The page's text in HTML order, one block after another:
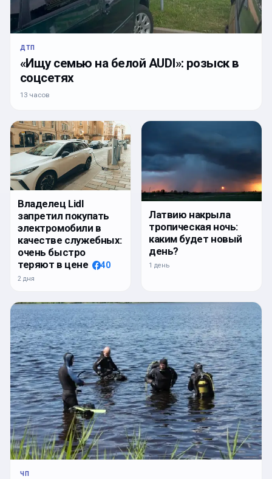
ДТП
«Ищу семью на белой AUDI»: розыск в
соцсетях
13 часов
Владелец Lidl
запретил покупать
электромобили в
качестве служебных:
очень быстро
теряют в цене
40
2 дня
Латвию накрыла
тропическая ночь:
каким будет новый
день?
1 день
ЧП